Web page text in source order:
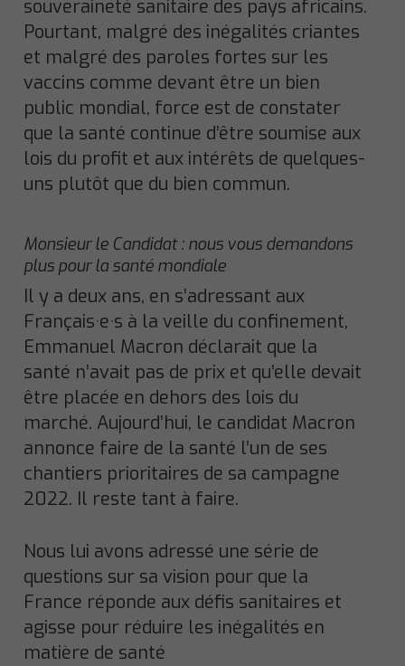
souveraineté sanitaire des pays africains.
Pourtant, malgré des inégalités criantes
et malgré des paroles fortes sur les
vaccins comme devant être un bien
public mondial, force est de constater
que la santé continue d’être soumise aux
lois du profit et aux intérêts de quelques-
uns plutôt que du bien commun.
Monsieur le Candidat : nous vous demandons
plus pour la santé mondiale
Il y a deux ans, en s’adressant aux
Français·e·s à la veille du confinement,
Emmanuel Macron déclarait que la
santé n’avait pas de prix et qu’elle devait
être placée en dehors des lois du
marché. Aujourd’hui, le candidat Macron
annonce faire de la santé l’un de ses
chantiers prioritaires de sa campagne
2022. Il reste tant à faire.
Nous lui avons adressé une série de
questions sur sa vision pour que la
France réponde aux défis sanitaires et
agisse pour réduire les inégalités en
matière de santé